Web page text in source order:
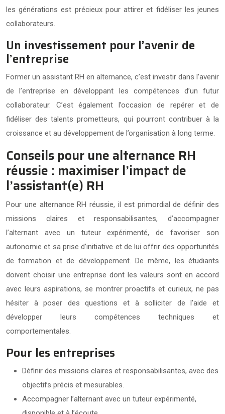
les générations est précieux pour attirer et fidéliser les jeunes
collaborateurs.
Un investissement pour l’avenir de
l’entreprise
Former un assistant RH en alternance, c’est investir dans l’avenir
de l’entreprise en développant les compétences d’un futur
collaborateur. C’est également l’occasion de repérer et de
fidéliser des talents prometteurs, qui pourront contribuer à la
croissance et au développement de l’organisation à long terme.
Conseils pour une alternance RH
réussie : maximiser l’impact de
l’assistant(e) RH
Pour une alternance RH réussie, il est primordial de définir des
missions claires et responsabilisantes, d’accompagner
l’alternant avec un tuteur expérimenté, de favoriser son
autonomie et sa prise d’initiative et de lui offrir des opportunités
de formation et de développement. De même, les étudiants
doivent choisir une entreprise dont les valeurs sont en accord
avec leurs aspirations, se montrer proactifs et curieux, ne pas
hésiter à poser des questions et à solliciter de l’aide et
développer leurs compétences techniques et
comportementales.
Pour les entreprises
Définir des missions claires et responsabilisantes, avec des
objectifs précis et mesurables.
Accompagner l’alternant avec un tuteur expérimenté,